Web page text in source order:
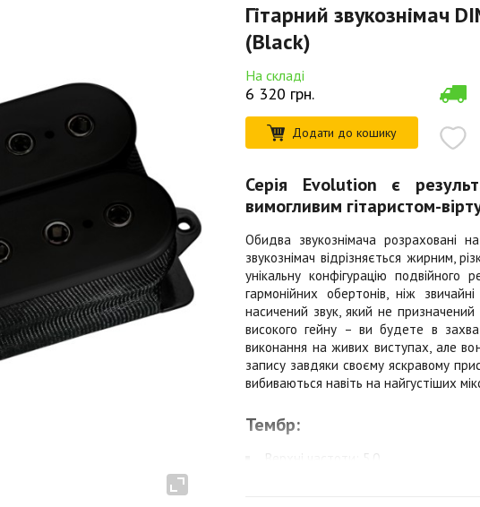
Гітарний звукознімач
(Black)
На складі
6 320 грн.
Додати до кошику
Серія Evolution є
вимогливим гітаристом-
Обидва звукознімача розраховані
звукознімач відрізняється жирним,
унікальну конфігурацію подвійного
гармонійних обертонів, ніж
насичений звук, який не
високого гейну – ви будете в
виконання на живих виступах, але
запису завдяки своєму яскравому
вибиваються навіть на найгустіших
Тембр:
Верхні частоти: 5,0